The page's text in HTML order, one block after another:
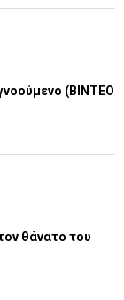
(ΒΙΝΤΕΟ
θάνατο του